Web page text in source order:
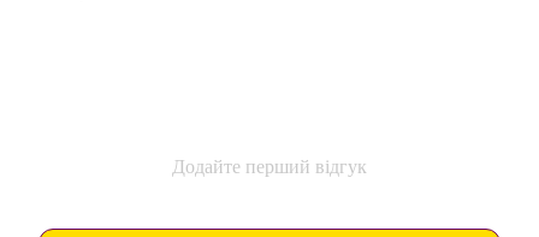
Додайте перший відгук